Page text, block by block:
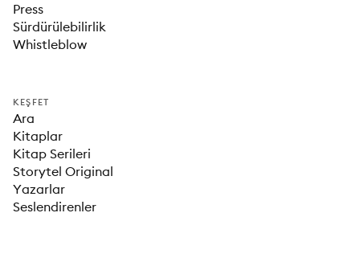
Press
Sürdürülebilirlik
Whistleblow
KEŞFET
Ara
Kitaplar
Kitap Serileri
Storytel Original
Yazarlar
Seslendirenler